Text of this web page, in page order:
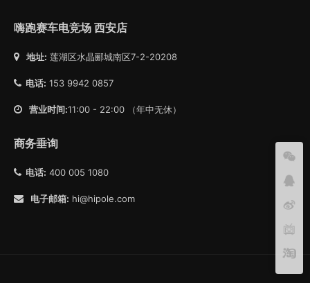
嗨跑赛车电竞场 西安店
地址: 莲湖区水晶郦城南区7-2-20208
电话: 153 9942 0857
营业时间:11:00 - 22:00 （年中无休）
商务垂询
电话: 400 005 1080
电子邮箱: hi@hipole.com